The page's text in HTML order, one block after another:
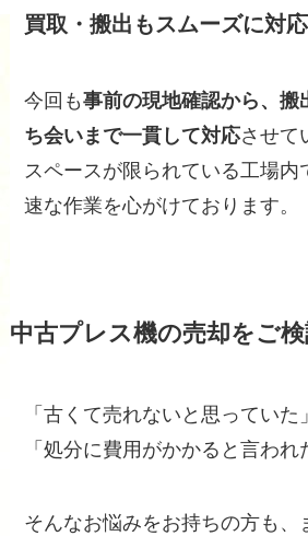
買取・搬出もスムーズに対応
今回も事前の現地確認から、搬
ち会いまで一貫して対応させて
スペースが限られている工場内
速な作業を心がけております。
中古プレス機の売却をご
「古くて売れないと思っていた」
「処分に費用がかかると言われ
そんなお悩みをお持ちの方も、